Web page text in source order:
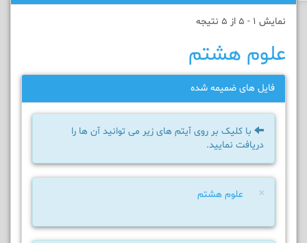
نمایش 1 - 5 از 5 نتیجه
علوم هشتم
فایل های ضمیمه شده
با کلیک بر روی آیتم های زیر می توانید آن ها را
دریافت نمایید.
× علوم هشتم